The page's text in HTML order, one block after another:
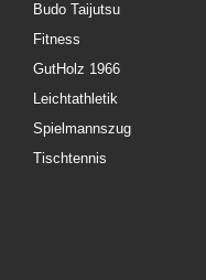
Budo Taijutsu
Fitness
GutHolz 1966
Leichtathletik
Spielmannszug
Tischtennis